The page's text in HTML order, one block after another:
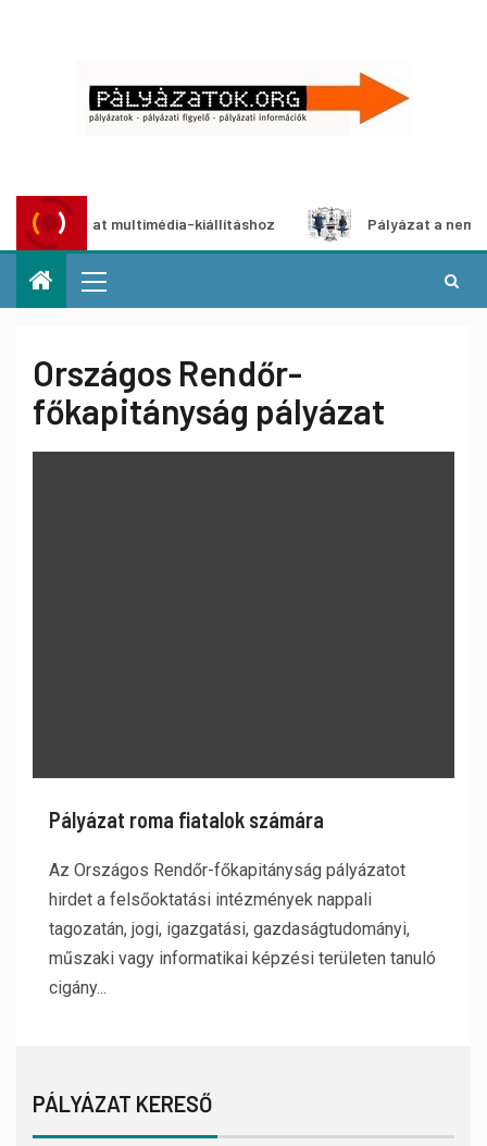
pályázat multimédia-kiállításhoz Pályázat a nemek
Országos Rendőr-
főkapitányság pályázat
Pályázat roma fiatalok számára
Az Országos Rendőr-főkapitányság pályázatot
hirdet a felsőoktatási intézmények nappali
tagozatán, jogi, igazgatási, gazdaságtudományi,
műszaki vagy informatikai képzési területen tanuló
cigány...
PÁLYÁZAT KERESŐ